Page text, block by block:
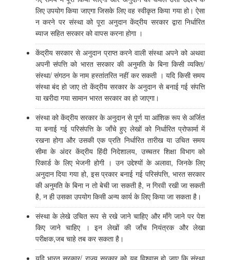
लिए उपयोग किया जाएगा जिसके लिए वह स्वीकृत किया गया हो। ऐसा
न करने पर संस्था को पूरा अनुदान केंद्रीय सरकार द्वारा निर्धारित
ब्याज सहित सरकार को वापस करना होगा ।
केंद्रीय सरकार से अनुदान प्राप्त करने वाली संस्था अपने को अथवा
अपनी संपत्ति को भारत सरकार की अनुमति के बिना किसी व्यक्ति/
संस्था/ संगठन के नाम हस्तांतरित नहीं कर सकती । यदि किसी समय
संस्था बंद हो जाए तो केंद्रीय सरकार के अनुदान से बनाई गई संपत्ति
या खरीदा गया सामान भारत सरकार का हो जाएगा।
संस्था को केंद्रीय सरकार के अनुदान से पूर्ण या आंशिक रूप से अर्जित
या बनाई गई परिसंपत्ति के जाँचे हुए लेखों को निर्धारित प्रोफार्मा में
रखना होगा और उसकी एक प्रति निर्धारित तारीख या उचित समय
सीमा के अंदर केंद्रीय हिंदी निदेशालय, उच्चतर शिक्षा विभाग को
रिकार्ड के लिए भेजनी होगी । उन उद्देश्यों के अलावा, जिनके लिए
अनुदान दिया गया हो, इस प्रकार बनाई गई परिसंपत्ति, भारत सरकार
की अनुमति के बिना न तो बेची जा सकती है, न गिरवी रखी जा सकती
है, न ही उसका उपयोग किसी अन्य कार्य के लिए किया जा सकता है।
संस्था के लेखे उचित रूप से रखे जाने चाहिए और माँगे जाने पर पेश
किए जाने चाहिए । इन लेखों की जाँच नियंत्रक और लेखा
परीक्षक,जब चाहे तब कर सकता है।